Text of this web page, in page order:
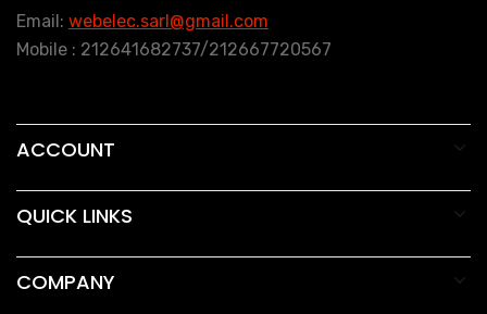
Email: webelec.sarl@gmail.com
Mobile : 212641682737/212667720567
ACCOUNT
QUICK LINKS
COMPANY